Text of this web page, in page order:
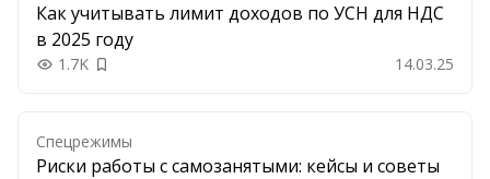
Как учитывать лимит доходов по УСН для НДС
в 2025 году
1.7K Добавить в закладки 14.03.25
Спецрежимы
Риски работы с самозанятыми: кейсы и советы